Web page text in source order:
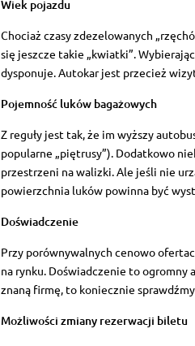
Wiek pojazdu
Chociaż czasy zdezelowanych
się jeszcze takie „kwiatki”.
dysponuje. Autokar jest przecież
Pojemność luków bagażowych
Z reguły jest tak, że im wyższy
popularne „piętrusy”). Dodatkowo
przestrzeni na walizki. Ale jeśli nie
powierzchnia luków powinna być
Doświadczenie
Przy porównywalnych cenowo
na rynku. Doświadczenie to ogromny
znaną firmę, to koniecznie
Możliwości zmiany rezerwacji biletu